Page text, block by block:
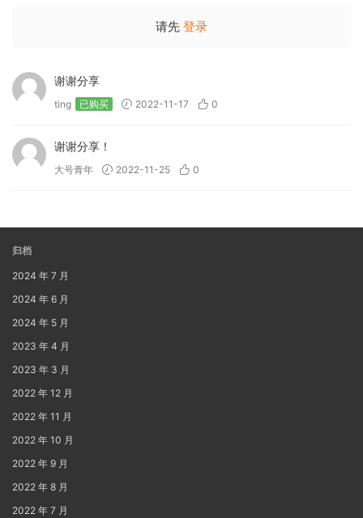
请先 登录
谢谢分享
ting 已购买 2022-11-17 0
谢谢分享！
大号青年 2022-11-25 0
归档
2024 年 7 月
2024 年 6 月
2024 年 5 月
2023 年 4 月
2023 年 3 月
2022 年 12 月
2022 年 11 月
2022 年 10 月
2022 年 9 月
2022 年 8 月
2022 年 7 月